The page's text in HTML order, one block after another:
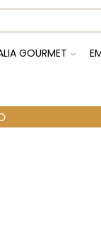
GOURMET